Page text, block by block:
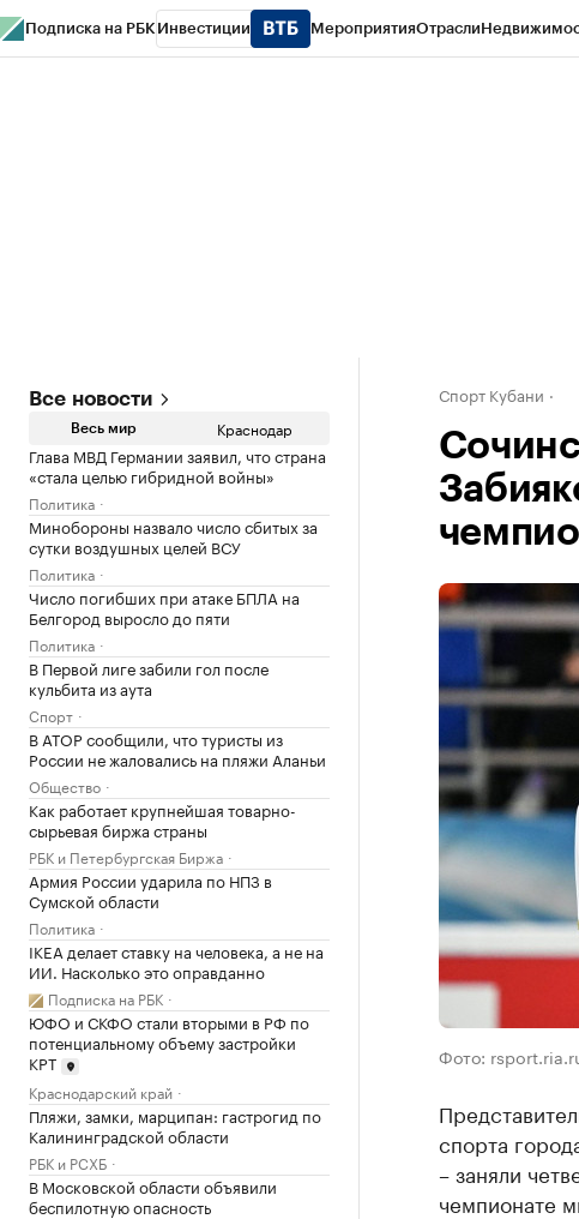
Подписка на РБК Инвестиции МероприятияОтрасли
Все новости
Весь мир Краснодар
Глава МВД Германии заявил, что страна
«стала целью гибридной войны»
Политика
Минобороны назвало число сбитых за
сутки воздушных целей ВСУ
Политика
Число погибших при атаке БПЛА на
Белгород выросло до пяти
Политика
В Первой лиге забили гол после
кульбита из аута
Спорт
В АТОР сообщили, что туристы из
России не жаловались на пляжи Аланьи
Общество
Как работает крупнейшая товарно-
сырьевая биржа страны
РБК и Петербургская Биржа
Армия России ударила по НПЗ в
Сумской области
Политика
IKEA делает ставку на человека, а не на
ИИ. Насколько это оправданно
Подписка на РБК
ЮФО и СКФО стали вторыми в РФ по
потенциальному объему застройки
КРТ
Краснодарский край
Пляжи, замки, марципан: гастрогид по
Калининградской области
РБК и РСХБ
В Московской области объявили
беспилотную опасность
Спорт Кубани
Фото:
спорта
– заняли
чемпионате